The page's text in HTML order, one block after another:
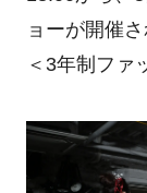
ョーが開催さ
＜3年制ファ